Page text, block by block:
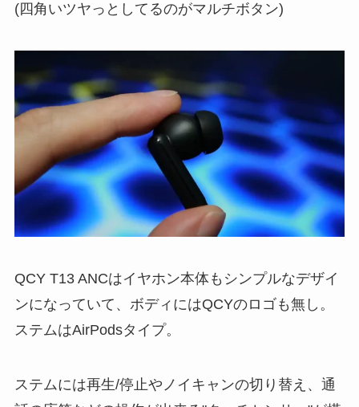
(四角いツヤっとしてるのがマルチボタン)
QCY T13 ANCはイヤホン本体もシンプルなデザイ
ンになっていて、ボディにはQCYのロゴも無し。
ステムはAirPodsタイプ。
ステムには再生/停止やノイキャンの切り替え、通